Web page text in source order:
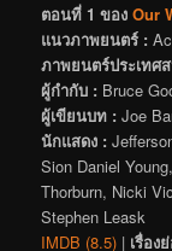
ตอนที่ 1 ของ Our
แนวภาพยนตร์ :
ภาพยนตร์ประเทศ
ผู้กำกับ : Bruce
ผู้เขียนบท : Joe
นักแสดง :
Sion Daniel
Thorburn, Nicki
Stephen Leask
IMDB (8.5) | เรื่อง